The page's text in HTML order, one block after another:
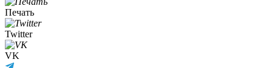
Печать
Twitter
VK